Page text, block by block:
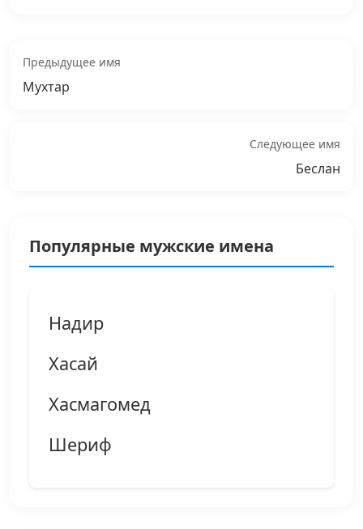
Предыдущее имя
Мухтар
Следующее имя
Беслан
Популярные мужские имена
Надир
Хасай
Хасмагомед
Шериф